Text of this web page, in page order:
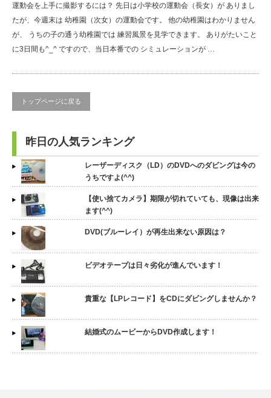
運動会を上手に撮影するには？ 先日は小学校の運動会（長女）が ありまし
たが、今週末は 幼稚園（次女）の運動会です。 他の幼稚園はわかりません
が、 うちの子の通う幼稚園では 練習風景を見学できます。 ありがたいこと
に3日間も^_^ ですので、当日本番での シミュレーションが …
トップページに戻る
昨日の人気ランキング
レーザーディスク（LD）のDVDへのダビングは今の
うちですよ(^^)
【使い捨てカメラ】期限が切れていても、現像は出来
ます(^^)
DVD(ブルーレイ）が再生出来ない原因は？
ビデオテープは日々劣化が進んでいます！
貴重な【LPレコード】をCDにダビングしませんか？
結婚式のムービーからDVD作成します！